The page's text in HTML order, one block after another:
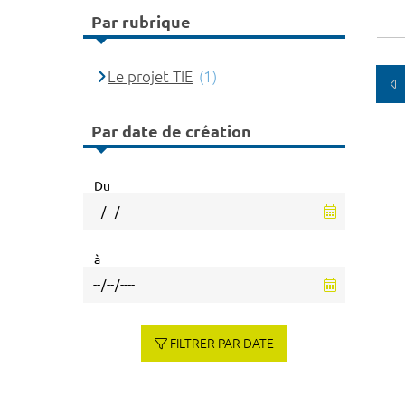
Par rubrique
Le projet TIE (1)
Par date de création
Du
à
FILTRER PAR DATE